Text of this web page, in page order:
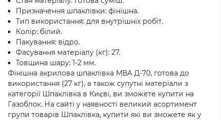
Призначення шпаклівки: фінішна.
Тип використання: для внутрішніх робіт.
Колір: білий.
Пакування: відро.
Фасування матеріалу (кг): 27.
Товщина шару: 1-2 мм.
Фінішна акрилова шпаклівка МВА Д-70, готова до
використання (27 кг), а також супутні матеріали з
категорії Шпаклівка в Києві, ви зможете купити на
Газоблок. На сайті у наявності великий асортимент
групи товарів Шпаклівка, купити які ви зможете як у